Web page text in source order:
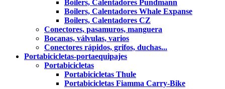
Boilers, Calentadores Pundmann
Boilers, Calentadores Whale Expanse
Boilers, Calentadores CZ
Conectores, pasamuros, manguera
Bocanas, válvulas, varios
Conectores rápidos, grifos, duchas...
Portabicicletas-portaequipajes
Portabicicletas
Portabicicletas Thule
Portabicicletas Fiamma Carry-Bike